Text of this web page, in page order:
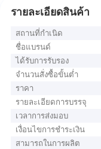
รายละเอียดสินค้า
สถานที่กำเนิด
ชื่อแบรนด์
ได้รับการรับรอง
จำนวนสั่งซื้อขั้นต่ำ
ราคา
รายละเอียดการบรรจุ
เวลาการส่งมอบ
เงื่อนไขการชำระเงิน
สามารถในการผลิต